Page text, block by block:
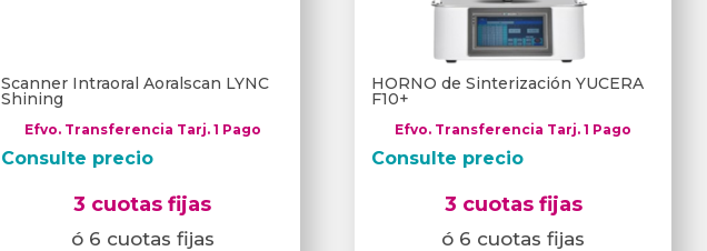
Scanner Intraoral Aoralscan LYNC
Shining
Efvo. Transferencia Tarj. 1 Pago
Consulte precio
3 cuotas fijas
ó 6 cuotas fijas
HORNO de Sinterización YUCERA
F10+
Efvo. Transferencia Tarj. 1 Pago
Consulte precio
3 cuotas fijas
ó 6 cuotas fijas